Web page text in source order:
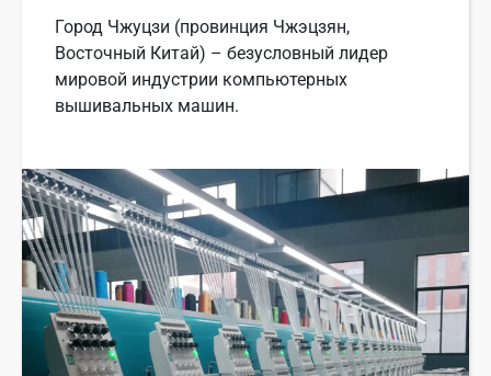
Город Чжуцзи (провинция Чжэцзян,
Восточный Китай) – безусловный лидер
мировой индустрии компьютерных
вышивальных машин.